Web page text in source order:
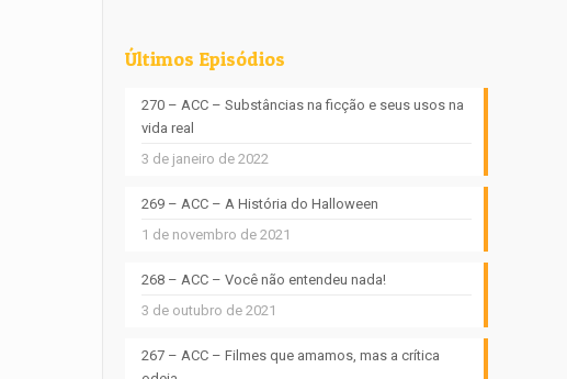
Últimos Episódios
270 – ACC – Substâncias na ficção e seus usos na
vida real
3 de janeiro de 2022
269 – ACC – A História do Halloween
1 de novembro de 2021
268 – ACC – Você não entendeu nada!
3 de outubro de 2021
267 – ACC – Filmes que amamos, mas a crítica